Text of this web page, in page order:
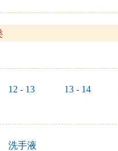
12 - 13 13 - 14
洗手液